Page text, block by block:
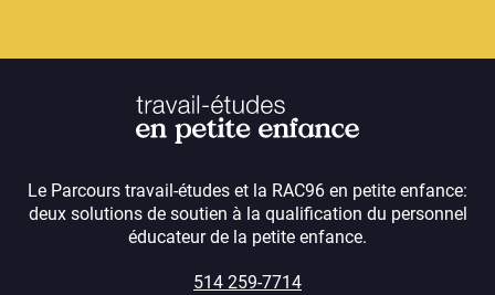
Le Parcours travail-études et la RAC96 en petite enfance:
deux solutions de soutien à la qualification du personnel
éducateur de la petite enfance.
514 259-7714